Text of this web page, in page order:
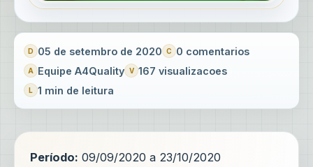
05 de setembro de 2020
0 comentarios
Equipe A4Quality
167 visualizacoes
1 min de leitura
Período: 09/09/2020 a 23/10/2020